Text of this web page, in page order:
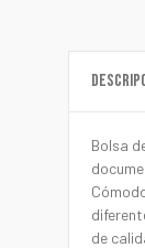
Bolsa
de